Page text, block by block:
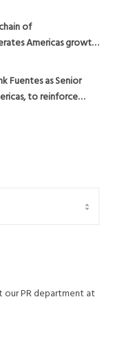
of
Americas growth
Misión in Mexico
Fuentes as Senior
to reinforce
our PR department at